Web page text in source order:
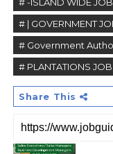
# | GOVERNMENT
# Government
# PLANTATIONS
Share This